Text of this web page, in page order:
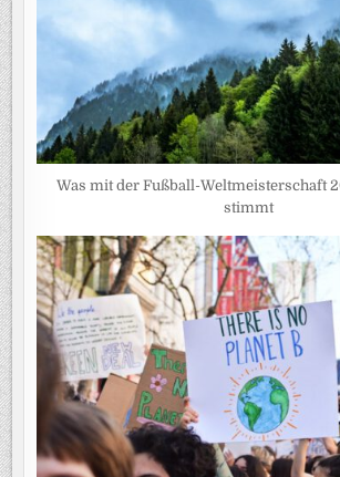
Was mit der Fußball-Weltmeisterschaft
stimmt